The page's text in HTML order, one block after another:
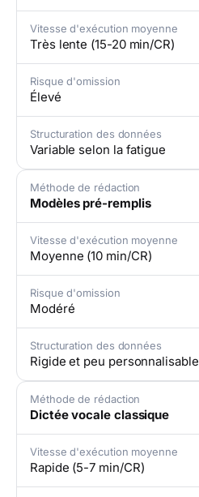
Vitesse d'exécution moyenne
Très lente (15-20 min/CR)
Risque d'omission
Élevé
Structuration des données
Variable selon la fatigue
Méthode de rédaction
Modèles pré-remplis
Vitesse d'exécution moyenne
Moyenne (10 min/CR)
Risque d'omission
Modéré
Structuration des données
Rigide et peu personnalisable
Méthode de rédaction
Dictée vocale classique
Vitesse d'exécution moyenne
Rapide (5-7 min/CR)